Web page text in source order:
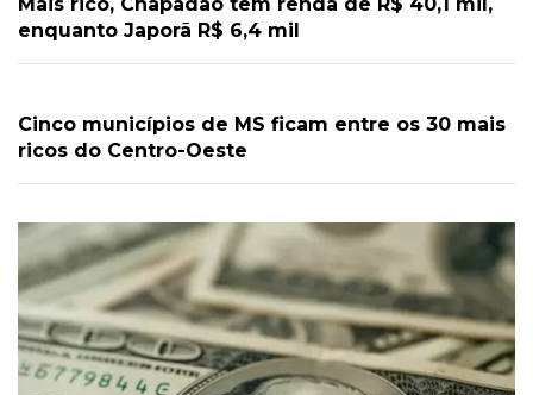
enquanto Japorã R$ 6,4 mil
Cinco municípios de MS ficam entre os 30 mais
ricos do Centro-Oeste